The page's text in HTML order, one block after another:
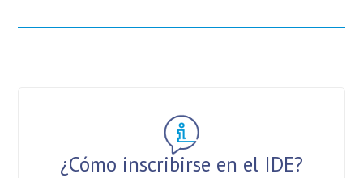
¿Cómo inscribirse en el IDE?